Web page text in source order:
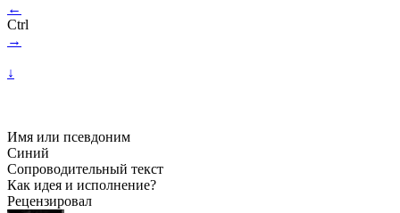
←
Ctrl
→
↓
Имя или псевдоним
Синий
Сопроводительный текст
Как идея и исполнение?
Рецензировал